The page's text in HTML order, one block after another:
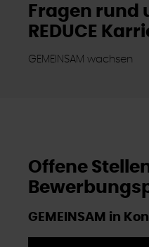
Fragen rund
REDUCE
GEMEINSAM wachsen
Offene
GEMEINSAM in